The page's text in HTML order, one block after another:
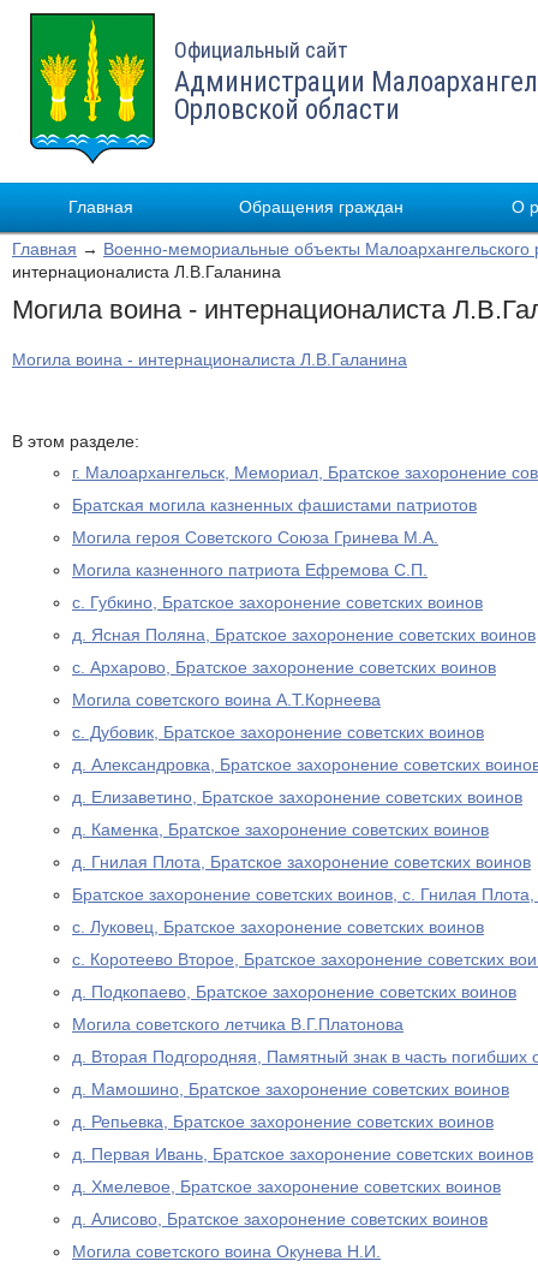
Официальный сайт
Администрации
Орловской области
Главная Обращения граждан О
Главная → Военно-мемориальные объекты Малоархангельского
интернационалиста Л.В.Галанина
Могила воина - интернационалиста
Могила воина - интернационалиста Л.В.Галанина
В этом разделе:
г. Малоархангельск, Мемориал, Братское захоронение
Братская могила казненных фашистами патриотов
Могила героя Советского Союза Гринева М.А.
Могила казненного патриота Ефремова С.П.
с. Губкино, Братское захоронение советских воинов
д. Ясная Поляна, Братское захоронение советских воинов
с. Архарово, Братское захоронение советских воинов
Могила советского воина А.Т.Корнеева
с. Дубовик, Братское захоронение советских воинов
д. Александровка, Братское захоронение советских
д. Елизаветино, Братское захоронение советских воинов
д. Каменка, Братское захоронение советских воинов
д. Гнилая Плота, Братское захоронение советских воинов
Братское захоронение советских воинов, с. Гнилая
с. Луковец, Братское захоронение советских воинов
с. Коротеево Второе, Братское захоронение советских
д. Подкопаево, Братское захоронение советских воинов
Могила советского летчика В.Г.Платонова
д. Вторая Подгородняя, Памятный знак в часть погибших
д. Мамошино, Братское захоронение советских воинов
д. Репьевка, Братское захоронение советских воинов
д. Первая Ивань, Братское захоронение советских воинов
д. Хмелевое, Братское захоронение советских воинов
д. Алисово, Братское захоронение советских воинов
Могила советского воина Окунева Н.И.